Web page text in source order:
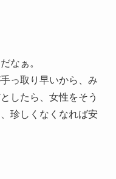
なぁ。
っ取り早いから、み
したら、女性をそう
珍しくなくなれば安